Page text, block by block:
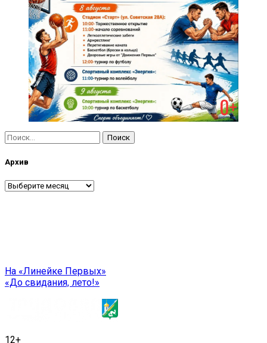
Найти:
Архив
Архив
Навигация
по
На «Линейке Первых»
«До свидания, лето!»
12+